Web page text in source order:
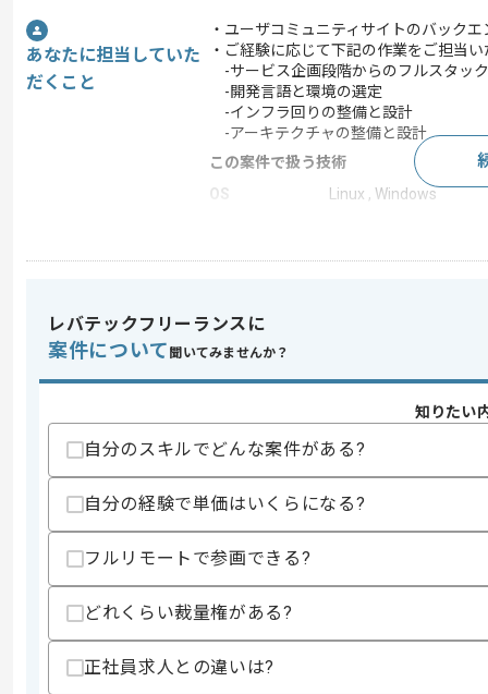
あなたに担当していた
だくこと
・ユーザコミュニティサイトのバック
・ご経験に応じて下記の作業をご担当
-サービス企画段階からのフルスタッ
-開発言語と環境の選定
-インフラ回りの整備と設計
-アーキテクチャの整備と設計
この案件で扱う技術
OS
Linux , Windows
クラウド
Google Cloud Platform
この案件のポイント
業界
特徴
新規立ち上げ , 参画実
スキル
求めるスキル
・以下のフレームワークを用いた
-React、Next.js
・フルスタックでの実務開発経験
・少人数でのサービス立ち上げ経験
歓迎スキル
レバテックフリーランスに
案件について 聞いてみませんか？
知りたい
自分のスキルでどんな案件がある?
自分の経験で単価はいくらになる?
フルリモートで参画できる?
どれくらい裁量権がある?
正社員求人との違いは?